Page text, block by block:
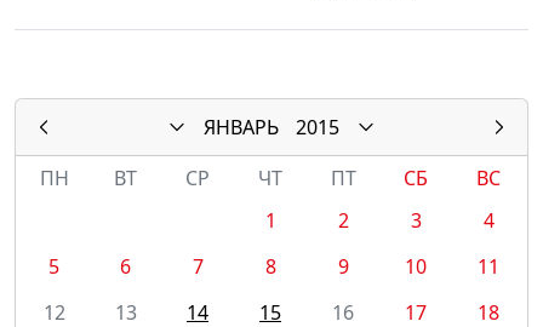
ЯНВАРЬ
2015
ПН
ВТ СР ЧТ ПТ СБ
ВС
1
2 3
4
5
6 7 8 9 10
11
12
13 14 15 16 17
18